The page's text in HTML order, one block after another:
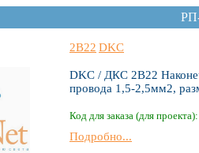
2B22 DKC
DKC / ДКС 2B22
провода 1,5-2,5мм2,
Код для заказа (для проекта):
Подробно...